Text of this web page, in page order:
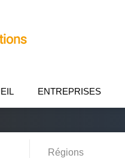
ENTREPRISES